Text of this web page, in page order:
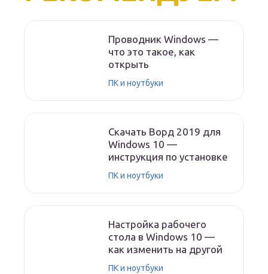
Проводник Windows —
что это такое, как
открыть
ПК и ноутбуки
Скачать Ворд 2019 для
Windows 10 —
инструкция по установке
ПК и ноутбуки
Настройка рабочего
стола в Windows 10 —
как изменить на другой
ПК и ноутбуки